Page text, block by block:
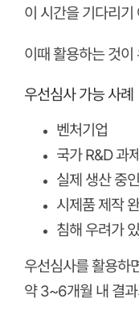
이 시간을 기다리
이때 활용하는 것
우선심사 가능 사례
벤처기업
국가 R&D 과
실제 생산 중
시제품 제작
침해 우려가
우선심사를 활용하
약 3~6개월 내 결